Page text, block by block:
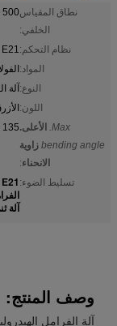
نطاق المقياس
الخلفي:
500 ملم
نظام التحكم:E21
المواد:
النوع:آلة
اللون:
Max. الأعلى.
bending angle زاوية
الانحناء:
135 درجة
تسليط الضوء: E21 نظام التحكم الفرامل المعدنية الهيدروليكية
آلة
وصف المنتج:
آلة الفرامل